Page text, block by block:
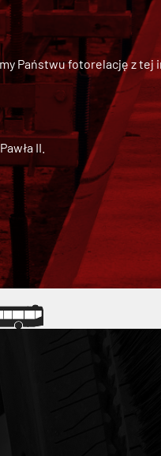
Państwu fotorelację z tej
II.